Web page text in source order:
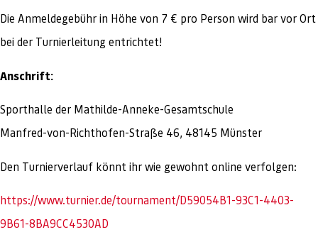
Die Anmeldegebühr in Höhe von 7 € pro Person wird bar vor Ort
bei der Turnierleitung entrichtet!
Anschrift:
Sporthalle der Mathilde-Anneke-Gesamtschule
Manfred-von-Richthofen-Straße 46, 48145 Münster
Den Turnierverlauf könnt ihr wie gewohnt online verfolgen:
https://www.turnier.de/tournament/D59054B1-93C1-4403-
9B61-8BA9CC4530AD